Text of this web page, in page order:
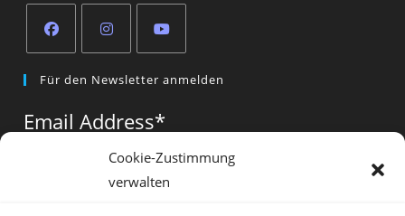
Cookie-Zustimmung
verwalten
in
new
in
new
in
new
tab
Für den Newsletter anmelden
Email Address*